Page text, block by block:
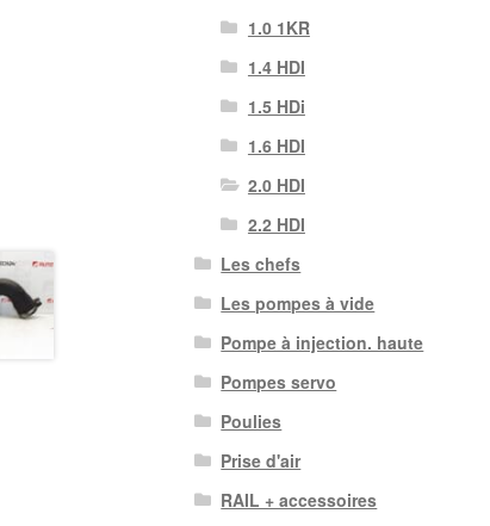
1.0 1KR
1.4 HDI
1.5 HDi
1.6 HDI
2.0 HDI
2.2 HDI
Les chefs
Les pompes à vide
Pompe à injection. haute
Pompes servo
Poulies
Prise d'air
RAIL + accessoires